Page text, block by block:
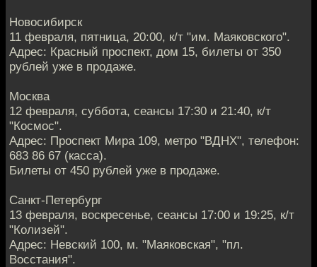
Новосибирск
11 февраля, пятница, 20:00, к/т "им. Маяковского".
Адрес: Красный проспект, дом 15, билеты от 350
рублей уже в продаже.
Москва
12 февраля, суббота, сеансы 17:30 и 21:40, к/т
"Космос".
Адрес: Проспект Мира 109, метро "ВДНХ", телефон:
683 86 67 (касса).
Билеты от 450 рублей уже в продаже.
Санкт-Петербург
13 февраля, воскресенье, сеансы 17:00 и 19:25, к/т
"Колизей".
Адрес: Невский 100, м. "Маяковская", "пл.
Восстания".